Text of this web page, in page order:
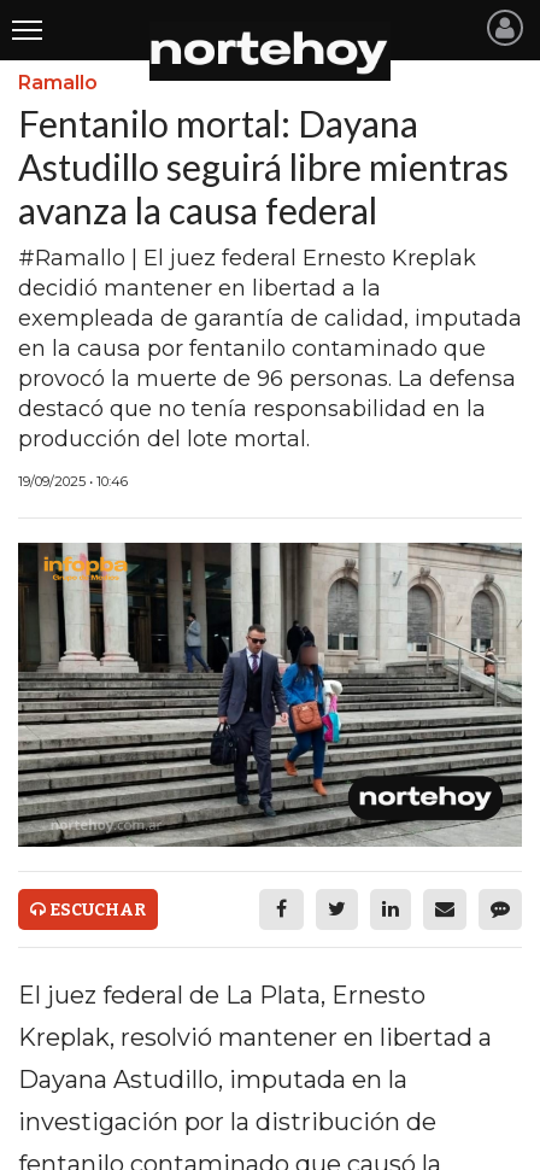
Últimas
Noticias
INICIO
NOTICIAS RECIENTES
SAN NICOLAS
RAMALLO
SAN PEDRO
PROVINCIA
PAIS
ECONOMÍA Y NEGOCIOS
ULTIMAS NOTICIAS
TEMAS DESTACADOS
TECNOLOGÍA
SERVICIOS
PRONÓSTICO
QUÉ ES
CHANGUITO.COM.AR Y
CÓMO FUNCIONA: CREAR
TIENDAS ONLINE CON
PEDIDOS POR WHATSAPP
Ramallo
Fentanilo mortal: Dayana
Astudillo seguirá libre mientras
avanza la causa federal
#Ramallo | El juez federal Ernesto Kreplak
decidió mantener en libertad a la
exempleada de garantía de calidad, imputada
en la causa por fentanilo contaminado que
provocó la muerte de 96 personas. La defensa
destacó que no tenía responsabilidad en la
producción del lote mortal.
19/09/2025 • 10:46
ESCUCHAR
El juez federal de La Plata, Ernesto
Kreplak, resolvió mantener en libertad a
Dayana Astudillo, imputada en la
investigación por la distribución de